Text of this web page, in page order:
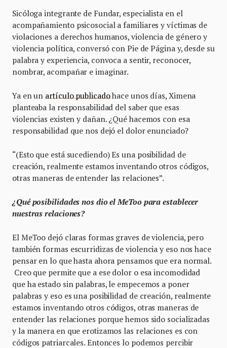
Sicóloga integrante de Fundar, especialista en el
acompañamiento psicosocial a familiares y víctimas de
violaciones a derechos humanos, violencia de género y
violencia política, conversó con Pie de Página y, desde su
palabra y experiencia, convoca a sentir, reconocer,
nombrar, acompañar e imaginar.
Ya en un artículo publicadohace unos días, Ximena
planteaba la responsabilidad del saber que esas
violencias existen y dañan. ¿Qué hacemos con esa
responsabilidad que nos dejó el dolor enunciado?
“(Esto que está sucediendo) Es una posibilidad de
creación, realmente estamos inventando otros códigos,
otras maneras de entender las relaciones”.
¿Qué posibilidades nos dio el MeToo para establecer
nuestras relaciones?
El MeToo dejó claras formas graves de violencia, pero
también formas escurridizas de violencia y eso nos hace
pensar en lo que hasta ahora pensamos que era normal.
Creo que permite que a ese dolor o esa incomodidad
que ha estado sin palabras, le empecemos a poner
palabras y eso es una posibilidad de creación, realmente
estamos inventando otros códigos, otras maneras de
entender las relaciones porque hemos sido socializadas
y la manera en que erotizamos las relaciones es con
códigos patriarcales. Entonces lo podemos percibir